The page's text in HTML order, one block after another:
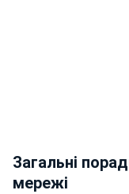
Загальні
мережі